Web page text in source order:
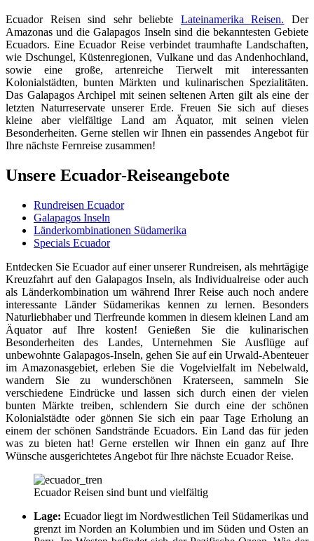
Ecuador Reisen sind sehr beliebte Lateinamerika Reisen. Der
Amazonas und die Galapagos Inseln sind die bekanntesten Gebiete
Ecuadors. Eine Ecuador Reise verbindet traumhafte Landschaften,
wie Dschungel, Küstenregionen, Vulkane und das Andenhochland,
sowie eine große, artenreiche Tierwelt mit interessanten
Kolonialstädten, bunten Märkten und kulinarischen Spezialitäten.
Das Galapagos Archipel mit seinen seltenen Arten gilt als eine der
letzten Naturreservate unserer Erde. Freuen Sie sich auf dieses
kleine aber vielfältige Land am Äquator, mit seinen vielen
Besonderheiten. Gerne stellen wir Ihnen ein passendes Angebot für
Ihre nächste Fernreise zusammen!
Unsere Ecuador-Reiseangebote
Rundreisen Ecuador
Galapagos Inseln
Länderkombinationen Südamerika
Specials Ecuador
Entdecken Sie Ecuador auf einer unserer Rundreisen, als mehrtägige
Kreuzfahrt auf den Galapagos Inseln, als Individualreise oder auch
als Länderkombination um während Ihrer Reise auch noch andere
interessante Länder Südamerikas kennen zu lernen. Besonders
Naturliebhaber und Tierfreunde kommen in diesem kleinen Land am
Äquator auf Ihre kosten! Genießen Sie die kulinarischen
Besonderheiten des Landes, Unternehmen Sie Ausflüge auf
unbewohnte Galapagos-Inseln, gehen Sie auf ein Urwald-Abenteuer
im Amazonasgebiet, erleben Sie die Vogelvielfalt im Nebelwald,
wandern Sie zu wunderschönen Kraterseen, sammeln Sie
verschiedene Eindrücke und lassen sich durch einen der vielen
bunten Märkte treiben, schlendern Sie durch eine der schönen
Kolonialstädte oder gönnen Sie sich ein paar Tage Erholung an
einem der schönen Sandstrände Ecuadors. Ein Land das für jeden
was zu bieten hat! Gerne erstellen wir Ihnen ein ganz auf Ihre
Wünsche ausgerichtetes Angebot für Ihre nächste Ecuador Reise.
Ecuador Reisen sind bunt und vielfältig
Lage: Ecuador liegt im Nordwestlichen Teil Südamerikas und
grenzt im Norden an Kolumbien und im Süden und Osten an